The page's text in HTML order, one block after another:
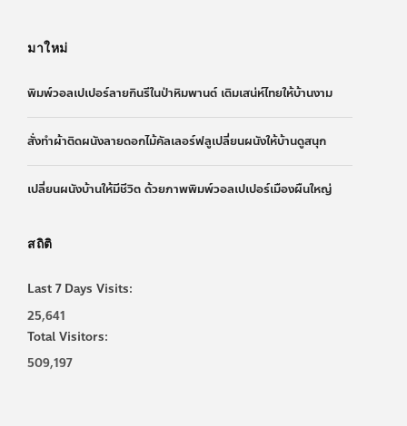
มาใหม่
พิมพ์วอลเปเปอร์ลายกินรีในป่าหิมพานต์ เติมเสน่ห์ไทยให้บ้านงาม
สั่งทำผ้าติดผนังลายดอกไม้คัลเลอร์ฟลูเปลี่ยนผนังให้บ้านดูสนุก
เปลี่ยนผนังบ้านให้มีชีวิต ด้วยภาพพิมพ์วอลเปเปอร์เมืองผืนใหญ่
สถิติ
Last 7 Days Visits:
25,641
Total Visitors:
509,197